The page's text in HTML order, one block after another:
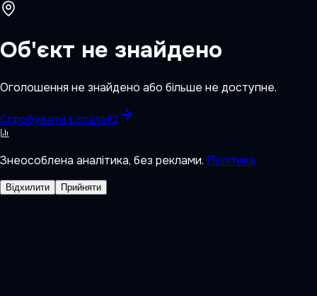
Об'єкт не знайдено
Оголошення не знайдено або більше не доступне.
Спробувати LocateIQ
Знеособлена аналітика, без реклами. Політика
Відхилити Прийняти